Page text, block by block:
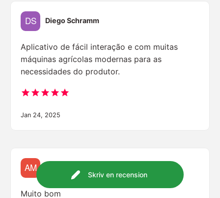
Skriv en recension
Diego Schramm
Aplicativo de fácil interação e com muitas
máquinas agrícolas modernas para as
necessidades do produtor.
Jan 24, 2025
Muito bom